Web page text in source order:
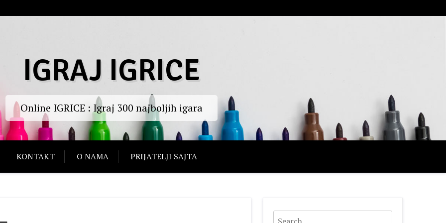
IGRAJ IGRICE
Online IGRICE : Igraj 300 najboljih igara
KONTAKT O NAMA PRIJATELJI SAJTA
Search